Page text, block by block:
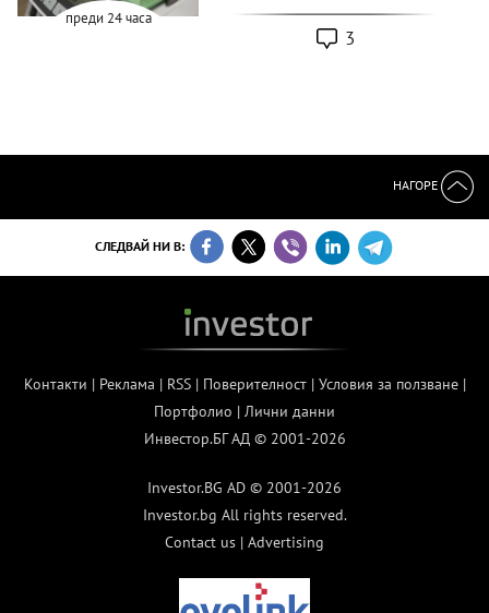
преди 24 часа
3
НАГОРЕ
СЛЕДВАЙ НИ В:
Контакти | Реклама | RSS| Поверителност| Условия за ползване|
Портфолио | Лични данни
Инвестор.БГ АД © 2001-2026
Investor.BG AD © 2001-2026
Investor.bg All rights reserved.
Contact us | Advertising